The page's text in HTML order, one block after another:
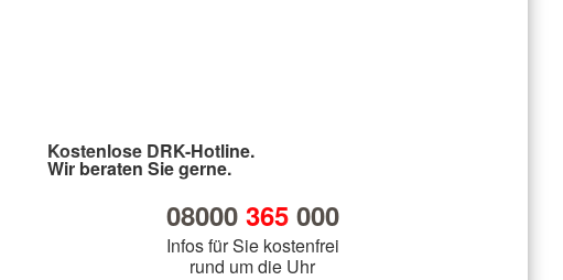
Kostenlose DRK-Hotline.
Wir beraten Sie gerne.
08000 365000
Infos für Sie kostenfrei
rund um die Uhr